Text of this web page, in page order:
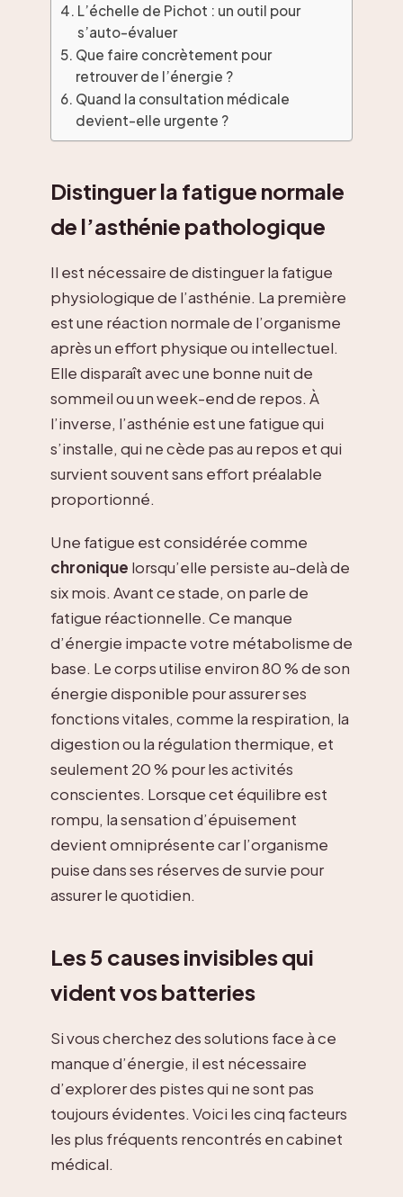
L’échelle de Pichot : un outil pour
s’auto-évaluer
Que faire concrètement pour
retrouver de l’énergie ?
Quand la consultation médicale
devient-elle urgente ?
Distinguer la fatigue normale
de l’asthénie pathologique
Il est nécessaire de distinguer la fatigue
physiologique de l’asthénie. La première
est une réaction normale de l’organisme
après un effort physique ou intellectuel.
Elle disparaît avec une bonne nuit de
sommeil ou un week-end de repos. À
l’inverse, l’asthénie est une fatigue qui
s’installe, qui ne cède pas au repos et qui
survient souvent sans effort préalable
proportionné.
Une fatigue est considérée comme
chronique lorsqu’elle persiste au-delà de
six mois. Avant ce stade, on parle de
fatigue réactionnelle. Ce manque
d’énergie impacte votre métabolisme de
base. Le corps utilise environ 80 % de son
énergie disponible pour assurer ses
fonctions vitales, comme la respiration, la
digestion ou la régulation thermique, et
seulement 20 % pour les activités
conscientes. Lorsque cet équilibre est
rompu, la sensation d’épuisement
devient omniprésente car l’organisme
puise dans ses réserves de survie pour
assurer le quotidien.
Les 5 causes invisibles qui
vident vos batteries
Si vous cherchez des solutions face à ce
manque d’énergie, il est nécessaire
d’explorer des pistes qui ne sont pas
toujours évidentes. Voici les cinq facteurs
les plus fréquents rencontrés en cabinet
médical.